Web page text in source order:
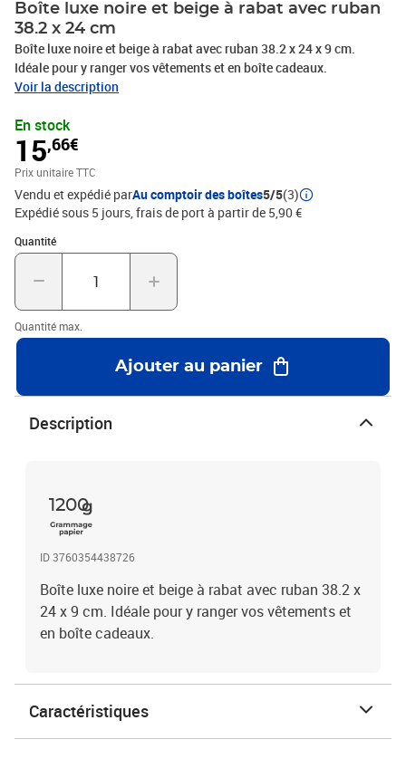
Boîte luxe noire et beige à rabat avec ruban
38.2 x 24 cm
Boîte luxe noire et beige à rabat avec ruban 38.2 x 24 x 9 cm.
Idéale pour y ranger vos vêtements et en boîte cadeaux.
Voir la description
En stock
15,66€
Prix unitaire TTC
Vendu et expédié parAu comptoir des boîtes5/5(3)
Expédié sous 5 jours, frais de port à partir de 5,90 €
Quantité
Quantité : 1
Quantité max.
Ajouter au panier
Description
1200
ID 3760354438726
Boîte luxe noire et beige à rabat avec ruban 38.2 x
24 x 9 cm. Idéale pour y ranger vos vêtements et
en boîte cadeaux.
Caractéristiques